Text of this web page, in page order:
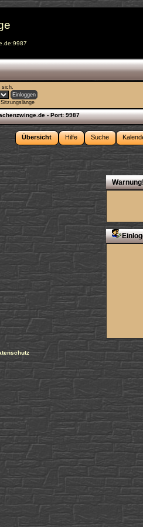
sich.
- Port: 9987
Übersicht Hilfe Suche